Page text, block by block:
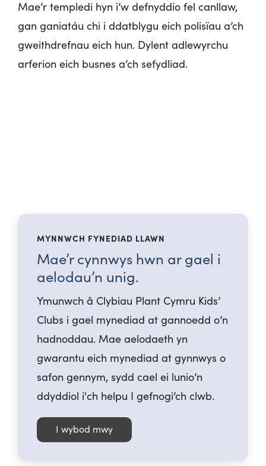
Mae’r templedi hyn i’w defnyddio fel canllaw,
gan ganiatáu chi i ddatblygu eich polisïau a’ch
gweithdrefnau eich hun. Dylent adlewyrchu
arferion eich busnes a’ch sefydliad.
MYNNWCH FYNEDIAD LLAWN
Mae’r cynnwys hwn ar gael i
aelodau’n unig.
Ymunwch â Clybiau Plant Cymru Kids’
Clubs i gael mynediad at gannoedd o’n
hadnoddau. Mae aelodaeth yn
gwarantu eich mynediad at gynnwys o
safon gennym, sydd cael ei lunio’n
ddyddiol i'ch helpu I gefnogi’ch clwb.
I wybod mwy